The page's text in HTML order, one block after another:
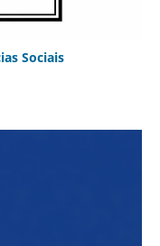
Sociais